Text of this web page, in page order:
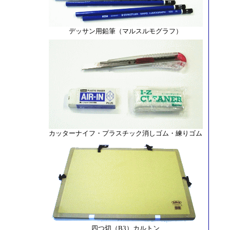
デッサン用鉛筆（マルスルモグラフ）
カッターナイフ・プラスチック消しゴム・練りゴム
四つ切（B3）カルトン